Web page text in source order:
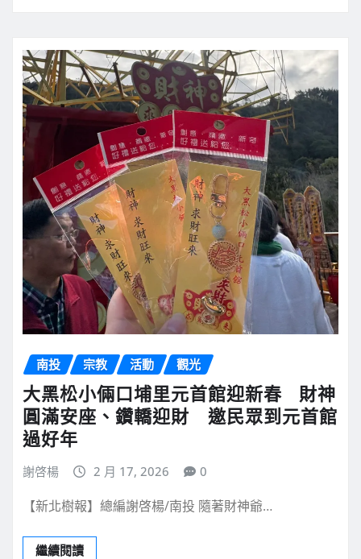
南投 宗教 活動 觀光
大黑松小倆口埔里元首館迎新春 財神
圓滿安座、鑽轎迎財 邀民眾到元首館
過好年
謝啓楊 2 月 17, 2026 0
【新北樹報】總編謝啓楊/南投 隨著財神爺…
繼續閱讀